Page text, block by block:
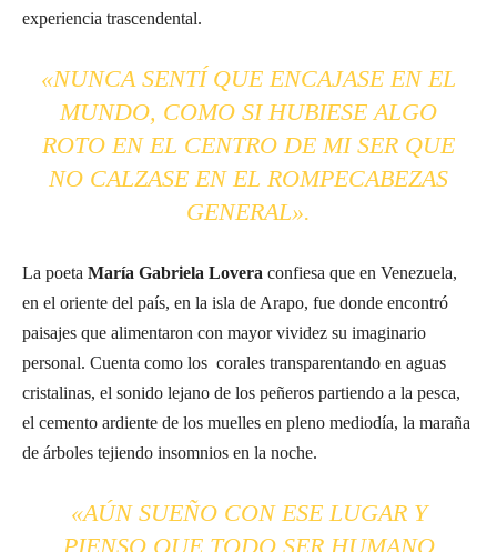
experiencia trascendental.
«NUNCA SENTÍ QUE ENCAJASE EN EL
MUNDO, COMO SI HUBIESE ALGO
ROTO EN EL CENTRO DE MI SER QUE
NO CALZASE EN EL ROMPECABEZAS
GENERAL».
La poeta María Gabriela Lovera confiesa que en Venezuela,
en el oriente del país, en la isla de Arapo, fue donde encontró
paisajes que alimentaron con mayor vividez su imaginario
personal. Cuenta como los corales transparentando en aguas
cristalinas, el sonido lejano de los peñeros partiendo a la pesca,
el cemento ardiente de los muelles en pleno mediodía, la maraña
de árboles tejiendo insomnios en la noche.
«AÚN SUEÑO CON ESE LUGAR Y
PIENSO QUE TODO SER HUMANO